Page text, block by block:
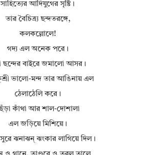
সাহিত্যের আদিযুগের সৃষ্টি।
তার বৈচিত্র্য ছন্দতরঙ্গে,
কলকল্লোলে!
গদ্য এল অনেক পরে।
ছন্দের বাইরে জমালো আসর।
ভালো‐মন্দ তার আঙিনায় এল
ঠেলাঠেলি করে।
কাঁথা আর শাল‐দোশালা
এল জড়িয়ে মিশিয়ে।
ঝনাঝন্ ঝংকার লাগিয়ে দিল।